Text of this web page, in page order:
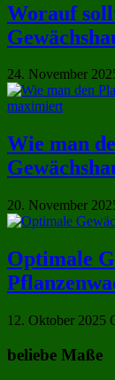
Worauf
24. November
Wie man
20. November
Optimale
12. Oktober 2025
beliebe Maße